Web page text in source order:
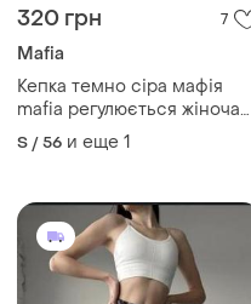
320 грн 7
Mafia
Кепка темно сіра мафія
mafia регулюється жіноча
чоловіча унісекс бейсболка
S / 56 и еще 1